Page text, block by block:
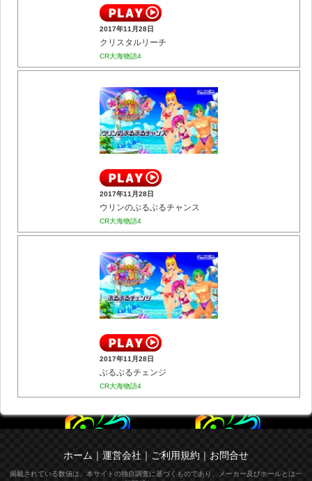
2017年11月28日
クリスタルリーチ
CR大海物語4
2017年11月28日
ウリンのぶるぶるチャンス
CR大海物語4
2017年11月28日
ぶるぶるチェンジ
CR大海物語4
ホーム ｜ 運営会社 ｜ ご利用規約 ｜ お問合せ
掲載されている数値は、本サイトの独自調査に基づくものであり、メーカー及びホールとは一